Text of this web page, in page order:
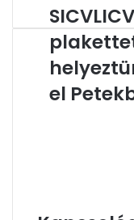
SICVLICVM-
plakettet
helyeztünk
el
Petekben
el